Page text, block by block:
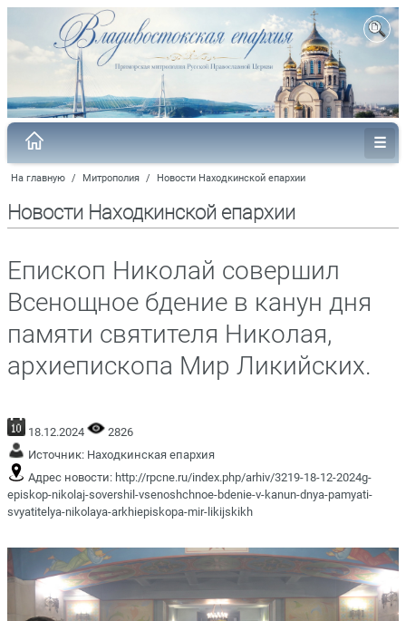
На главную / Митрополия / Новости Находкинской епархии
Новости Находкинской епархии
Епископ Николай совершил
Всенощное бдение в канун дня
памяти святителя Николая,
архиепископа Мир Ликийских.
18.12.2024
2826
Источник: Находкинская епархия
Адрес новости: http://rpcne.ru/index.php/arhiv/3219-18-12-2024g-
episkop-nikolaj-sovershil-vsenoshchnoe-bdenie-v-kanun-dnya-pamyati-
svyatitelya-nikolaya-arkhiepiskopa-mir-likijskikh